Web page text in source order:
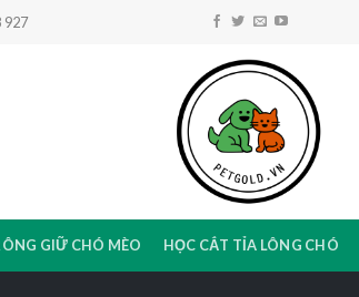
927
GIỮ CHÓ MÈO HỌC CẮT TỈA LÔNG CHÓ